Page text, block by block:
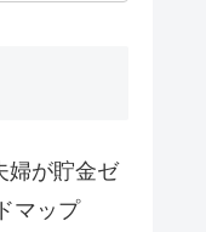
婦が貯金ゼ
マップ